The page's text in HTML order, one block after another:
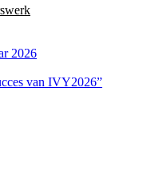
2026
van IVY2026”